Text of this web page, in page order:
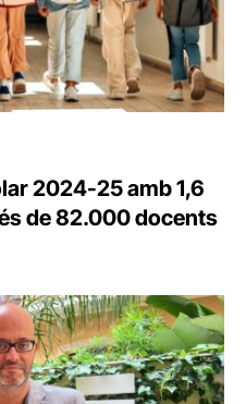
2024-25 amb 1,6
de 82.000 docents